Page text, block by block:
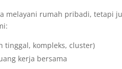
melayani rumah pribadi, tetapi
tinggal, kompleks, cluster)
kerja bersama